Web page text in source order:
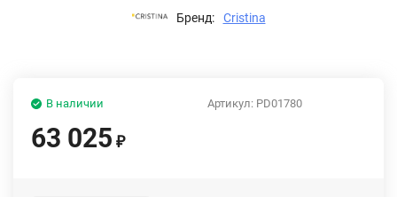
Бренд: Cristina
Артикул: PD01780
В наличии
63 025 ₽